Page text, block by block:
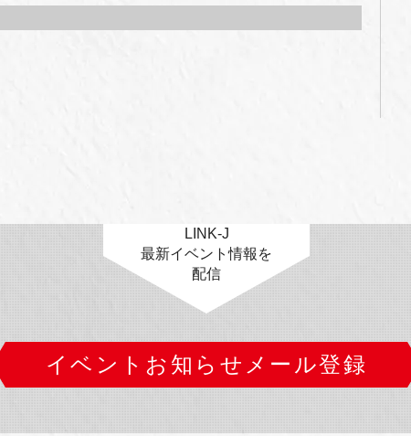
LINK-J
最新イベント情報を
配信
イベントお知らせメール登録